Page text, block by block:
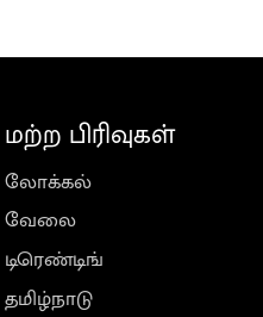
மற்ற பிரிவுகள்
லோக்கல்
வேலை
டிரெண்டிங்
தமிழ்நாடு